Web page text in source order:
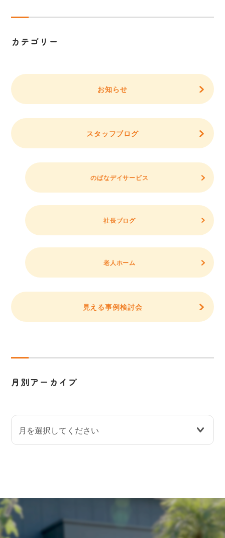
カテゴリー
お知らせ
スタッフブログ
のばなデイサービス
社長ブログ
老人ホーム
見える事例検討会
月別アーカイブ